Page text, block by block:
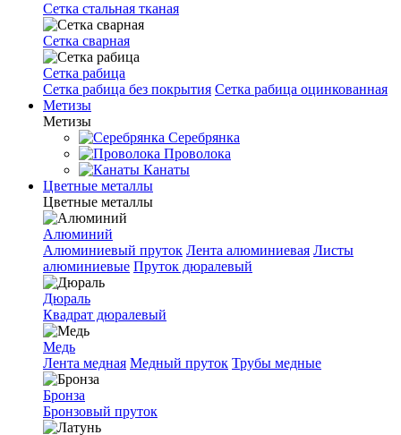
Сетка стальная тканая
Сетка сварная
Сетка рабица
Сетка рабица без покрытия Сетка рабица оцинкованная
Метизы
Метизы
Серебрянка
Проволока
Канаты
Цветные металлы
Цветные металлы
Алюминий
Алюминиевый пруток Лента алюминиевая Листы
алюминиевые Пруток дюралевый
Дюраль
Квадрат дюралевый
Медь
Лента медная Медный пруток Трубы медные
Бронза
Бронзовый пруток